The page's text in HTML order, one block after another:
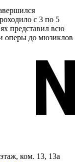
с 3 по 5
представил всю
оперы до мюзиклов
ком. 13, 13а